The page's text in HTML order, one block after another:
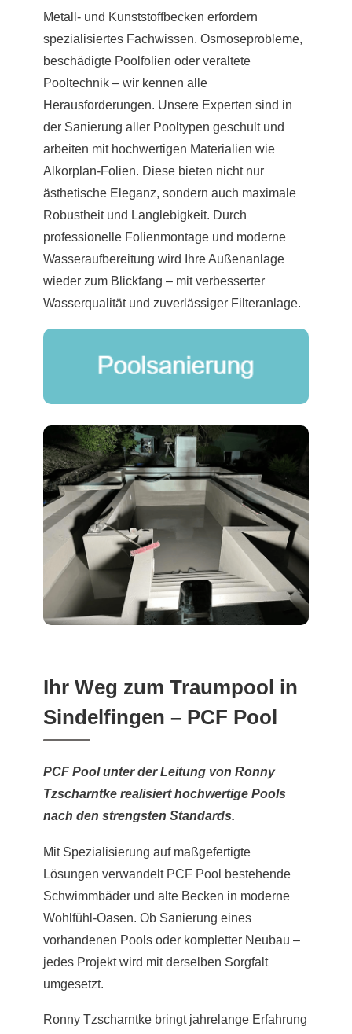
Metall- und Kunststoffbecken erfordern
spezialisiertes Fachwissen. Osmoseprobleme,
beschädigte Poolfolien oder veraltete
Pooltechnik – wir kennen alle
Herausforderungen. Unsere Experten sind in
der Sanierung aller Pooltypen geschult und
arbeiten mit hochwertigen Materialien wie
Alkorplan-Folien. Diese bieten nicht nur
ästhetische Eleganz, sondern auch maximale
Robustheit und Langlebigkeit. Durch
professionelle Folienmontage und moderne
Wasseraufbereitung wird Ihre Außenanlage
wieder zum Blickfang – mit verbesserter
Wasserqualität und zuverlässiger Filteranlage.
Ihr Weg zum Traumpool in
Sindelfingen – PCF Pool
PCF Pool unter der Leitung von Ronny
Tzscharntke realisiert hochwertige Pools
nach den strengsten Standards.
Mit Spezialisierung auf maßgefertigte
Lösungen verwandelt PCF Pool bestehende
Schwimmbäder und alte Becken in moderne
Wohlfühl-Oasen. Ob Sanierung eines
vorhandenen Pools oder kompletter Neubau –
jedes Projekt wird mit derselben Sorgfalt
umgesetzt.
Ronny Tzscharntke bringt jahrelange Erfahrung